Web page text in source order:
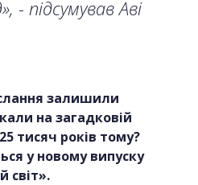
- підсумував Аві
залишили
на загадковій
тисяч років тому?
у новому випуску
світ».